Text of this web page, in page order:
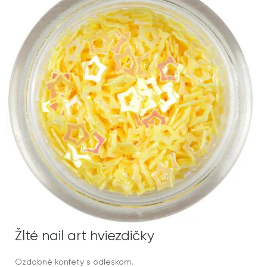
Žlté nail art hviezdičky
Ozdobné konfety s odleskom.